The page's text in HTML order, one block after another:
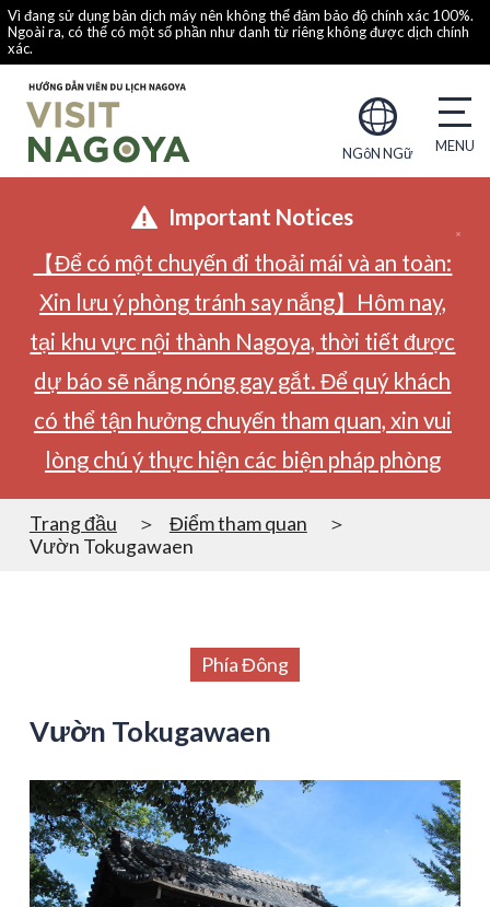
Vì đang sử dụng bản dịch máy nên không thể đảm bảo độ chính xác 100%.
Ngoài ra, có thể có một số phần như danh từ riêng không được dịch chính
xác.
NGôN NGữ
Important Notices
【Để có một chuyến đi thoải mái và an toàn:
Xin lưu ý phòng tránh say nắng】Hôm nay,
tại khu vực nội thành Nagoya, thời tiết được
dự báo sẽ nắng nóng gay gắt. Để quý khách
có thể tận hưởng chuyến tham quan, xin vui
lòng chú ý thực hiện các biện pháp phòng
Trang đầu
Điểm tham quan
Vườn Tokugawaen
Phía Đông
Vườn Tokugawaen